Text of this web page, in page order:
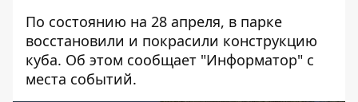
По состоянию на 28 апреля, в парке
восстановили и покрасили конструкцию
куба. Об этом сообщает "Информатор" с
места событий.